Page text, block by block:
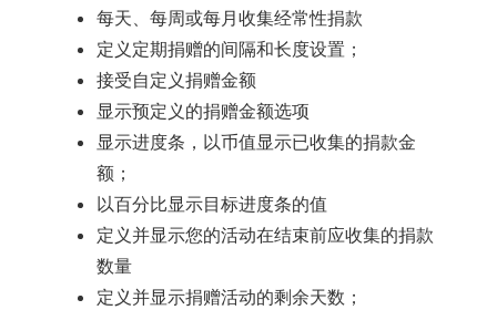
每天、每周或每月收集经常性捐款
定义定期捐赠的间隔和长度设置；
接受自定义捐赠金额
显示预定义的捐赠金额选项
显示进度条，以币值显示已收集的捐款金
额；
以百分比显示目标进度条的值
定义并显示您的活动在结束前应收集的捐款
数量
定义并显示捐赠活动的剩余天数；